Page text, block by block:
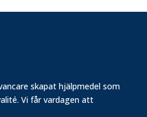
skapat hjälpmedel som
Vi får vardagen att